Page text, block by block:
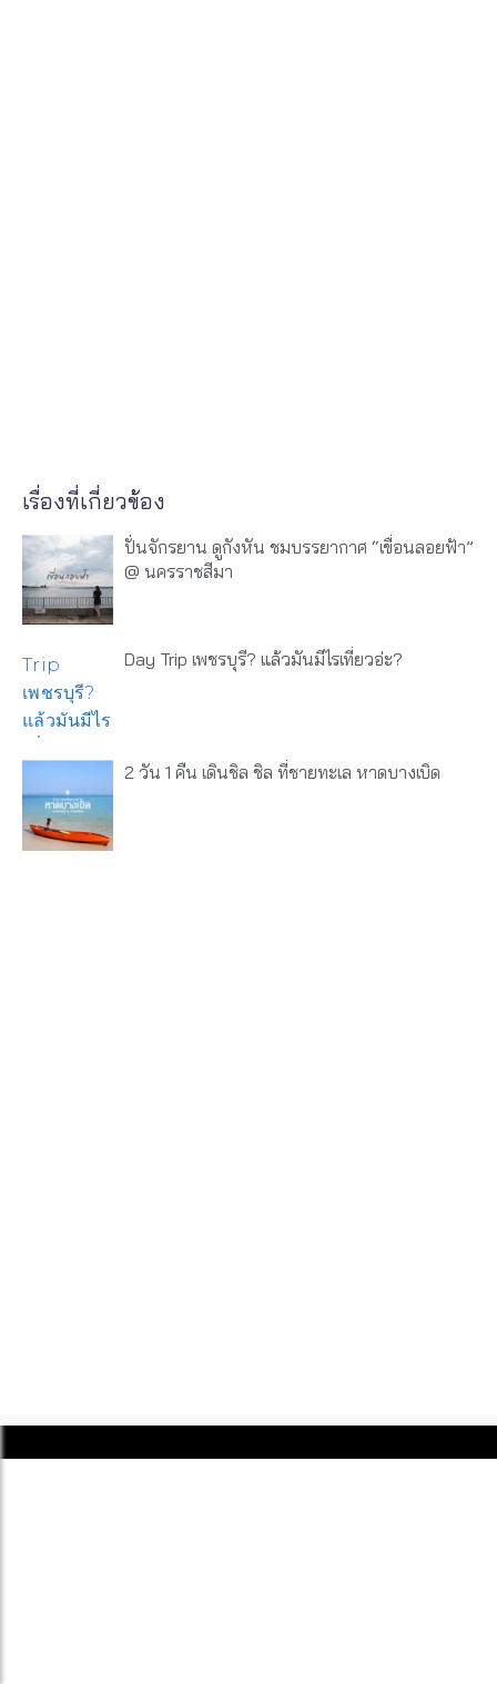
เรื่องที่เกี่ยวข้อง
ปั่นจักรยาน ดูกังหัน ชมบรรยากาศ “เขื่อนลอยฟ้า”
@ นครราชสีมา
Day Trip เพชรบุรี? แล้วมันมีไรเที่ยวอ่ะ?
2 วัน 1 คืน เดินชิล ชิล ที่ชายทะเล หาดบางเบิด